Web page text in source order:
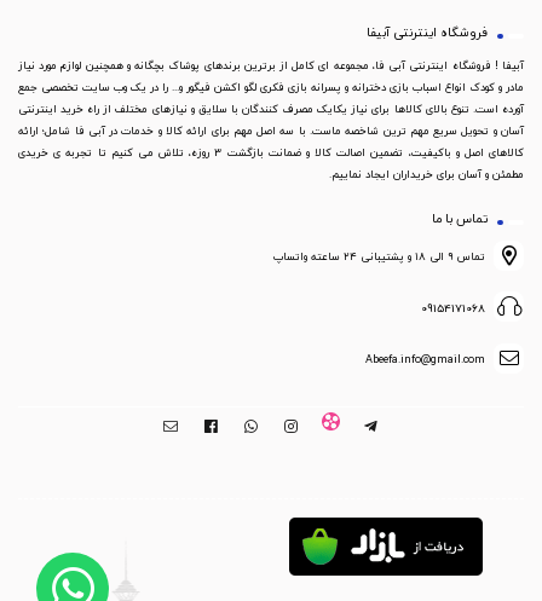
فروشگاه اینترنتی آبیفا
آبیفا ! فروشگاه اینترنتی آبی فا، مجموعه ای کامل از برترین برندهای پوشاک بچگانه و همچنین لوازم مورد نیاز
مادر و کودک انواع اسباب بازی دخترانه و پسرانه بازی فکری لگو اکشن فیگور و... را در یک وب سایت تخصصی جمع
آورده است. تنوع بالای کالاها برای نیاز یکایک مصرف کنندگان با سلایق و نیازهای مختلف از راه خرید اینترنتی
آسان و تحویل سریع مهم ترین شاخصه ماست. با سه اصل مهم برای ارائه کالا و خدمات در آبی فا شامل؛ ارائه
کالاهای اصل و باکیفیت، تضمین اصالت کالا و ضمانت بازگشت 3 روزه، تلاش می کنیم تا تجربه ی خریدی
مطمئن و آسان برای خریداران ایجاد نماییم.
تماس با ما
تماس ۹ الی ۱۸ و پشتیبانی ۲۴ ساعته واتساپ
09154171068
Abeefa.info@gmail.com